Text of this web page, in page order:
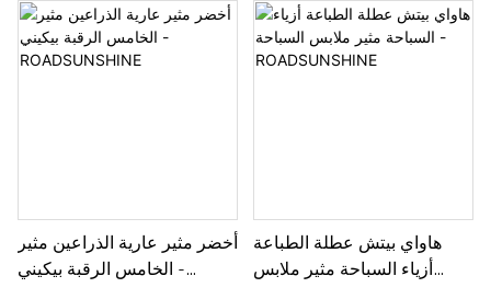
- ROADSUNSHINE
ROADSUNSHINE
أخضر مثير عارية الذراعين مثير
الخامس الرقبة بيكيني -
هاواي بيتش عطلة الطباعة
أزياء السباحة مثير ملابس